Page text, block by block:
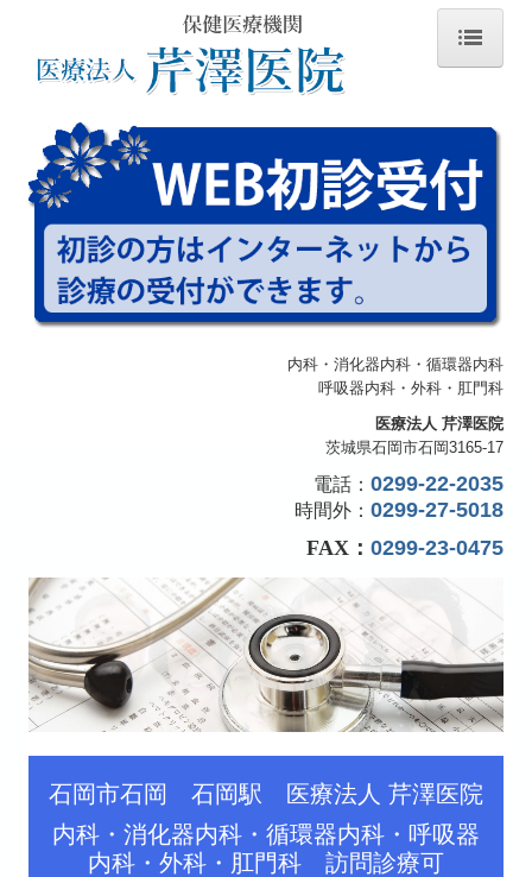
医師の紹介
診療のご案内
生活習慣病
内科・消化器内科・循環器内科
呼吸器内科・外科・肛門科
医療法人 芹澤医院
茨城県石岡市石岡3165-17
電話： 0299-22-2035
時間外： 0299-27-5018
FAX： 0299-23-0475
石岡市石岡 石岡駅 医療法人 芹澤医院
内科・消化器内科・循環器内科・呼吸器
内科・外科・肛門科 訪問診療可